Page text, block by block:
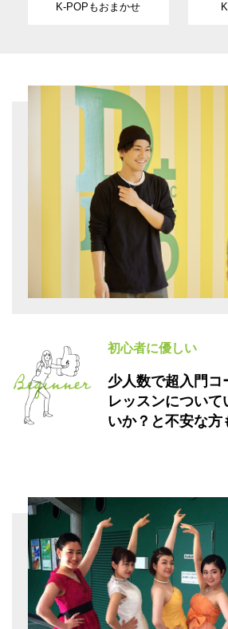
K-POPもおまかせ
初心者に優しい
少人数で超入門
レッスンについ
いか？と不安な方